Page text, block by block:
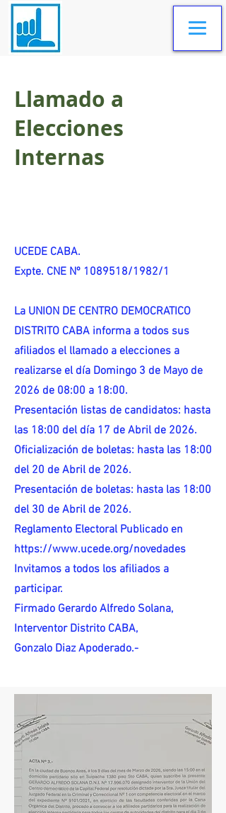
Llamado a
Elecciones
Internas
UCEDE CABA.
Expte. CNE Nº 1089518/1982/1
La UNION DE CENTRO DEMOCRATICO
DISTRITO CABA informa a todos sus
afiliados el llamado a elecciones a
realizarse el día Domingo 3 de Mayo de
2026 de 08:00 a 18:00.
Presentación listas de candidatos: hasta
las 18:00 del día 17 de Abril de 2026.
Oficialización de boletas: hasta las 18:00
del 20 de Abril de 2026.
Presentación de boletas: hasta las 18:00
del 30 de Abril de 2026.
Reglamento Electoral Publicado en
https://www.ucede.org/novedades
Invitamos a todos los afiliados a
participar.
Firmado Gerardo Alfredo Solana,
Interventor Distrito CABA,
Gonzalo Diaz Apoderado.-